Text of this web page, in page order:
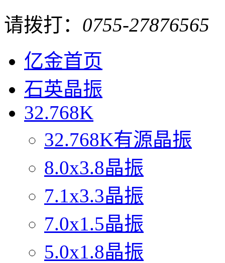
请拨打： 0755-27876565
亿金首页
石英晶振
32.768K
32.768K有源晶振
8.0x3.8晶振
7.1x3.3晶振
7.0x1.5晶振
5.0x1.8晶振